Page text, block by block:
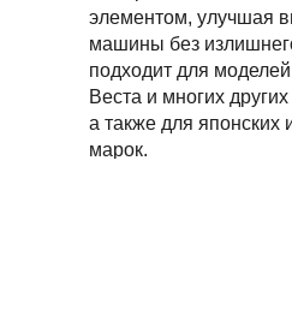
элементом, улучшая
машины без
подходит для
Веста и многих
а также для японских
марок.